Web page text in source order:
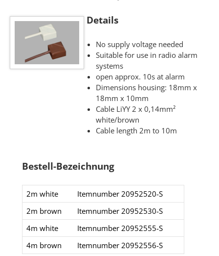
Details
No supply voltage needed
Suitable for use in radio alarm
systems
open approx. 10s at alarm
Dimensions housing: 18mm x
18mm x 10mm
Cable LiYY 2 x 0,14mm²
white/brown
Cable length 2m to 10m
Bestell-Bezeichnung
2m white
Itemnumber 20952520-S​
2m brown
Itemnumber 20952530-S​​
4m white
Itemnumber 20952555-S​​
4m brown
Itemnumber 20952556-S​​